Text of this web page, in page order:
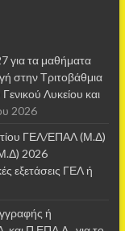
για τα μαθήματα
στην Τριτοβάθμια
Λυκείου και
2026
ΓΕΛ/ΕΠΑΛ (Μ.Δ)
2026
εξετάσεις ΓΕΛ ή
ή